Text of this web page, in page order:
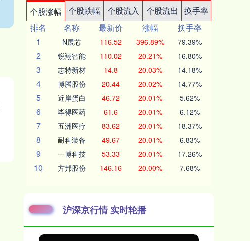
个股涨幅 个股跌幅 个股流入 个股流出
换手率
排名
名称 最新价 涨幅
换手率
1
N展芯 116.52 396.89% 79.39%
2 锐翔智能 110.02 20.21% 16.80%
3 志特新材 14.8 20.03% 14.18%
4 博腾股份 20.44 20.02% 14.77%
5 近岸蛋白 46.72 20.01% 5.62%
6 毕得医药 61.6 20.01% 6.12%
7 五洲医疗 83.62 20.01% 18.37%
8 耐科装备 49.67 20.01% 6.83%
9 一博科技 53.33 20.01% 17.26%
10 方邦股份 146.16 20.00% 7.68%
沪深京行情 实时轮播